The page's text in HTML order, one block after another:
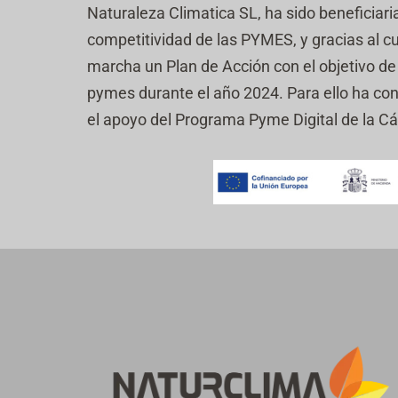
n
f
i
a
c
ó
e
r
i
i
c
c
p
Naturaleza Climatica SL, ha sido
competitividad de las PYMES, y gracias al
marcha un Plan de Acción con el objetivo
pymes durante el año 2024. Para ello ha
el apoyo del Programa Pyme Digital de la